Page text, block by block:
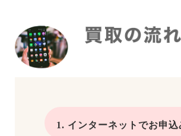
1. インターネットでお申込